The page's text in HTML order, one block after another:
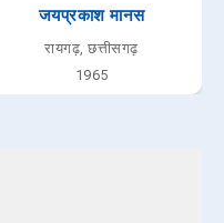
जयप्रकाश मानस
रायगढ़, छत्तीसगढ़
1965